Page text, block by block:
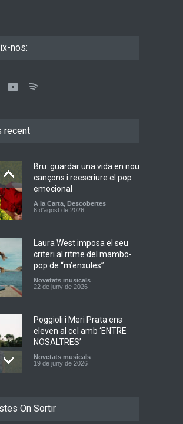
nos:
recent
Bru: guardar una vida en nou
cançons i reescriure el pop
emocional
A la Carta, Descobertes
6 d'agost de 2026
Laura West imposa el seu
criteri al ritme del mambo-
pop de “m’enxules”
Novetats musicals
22 de juny de 2026
Poggioli i Meri Prata ens
eleven al cel amb ‘ENTRE
NOSALTRES’
Novetats musicals
19 de juny de 2026
transformen els ‘Cants
On Sortir